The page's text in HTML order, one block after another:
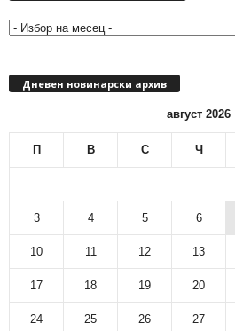
в
а
р
с
к
и
а
Дневен новинарски архив
август 2026
П В С Ч
3 4 5 6
10 11 12 13
17 18 19 20
24 25 26 27